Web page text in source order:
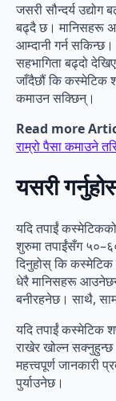
जसरी सौन्दर्य उद्योग
बढ्दै छ। मानिसहरू
आम्दानी गर्न
सहभागिता बढ्दो
जाँदैछौं कि कस्मेटिक
कमाउन सक्छिन्।
Read more
राम्रो पैसा कमाउने
यसरी
यदि तपाईं
शुरुमा तपाईंसँग
दिनुहोस् कि कस्मेटिक
धेरै मानिसहरू
बनीरहनेछ। साथै,
यदि तपाईं कस्मेटिक
राखेर खोल्न
महत्त्वपूर्ण जानकारी
पुर्याउनेछ।